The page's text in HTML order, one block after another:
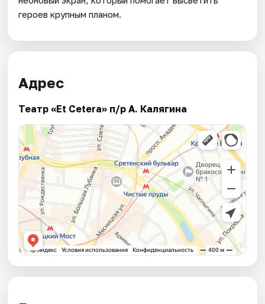
героев крупным планом.
Адрес
Театр «Et Cetera» п/р А. Калягина